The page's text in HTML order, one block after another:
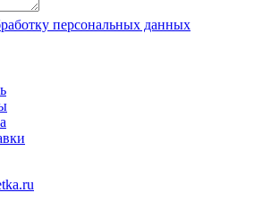
персональных данных